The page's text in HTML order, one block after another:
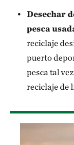
Desechar
pesca
reciclaje
puerto
pesca tal
reciclaje de